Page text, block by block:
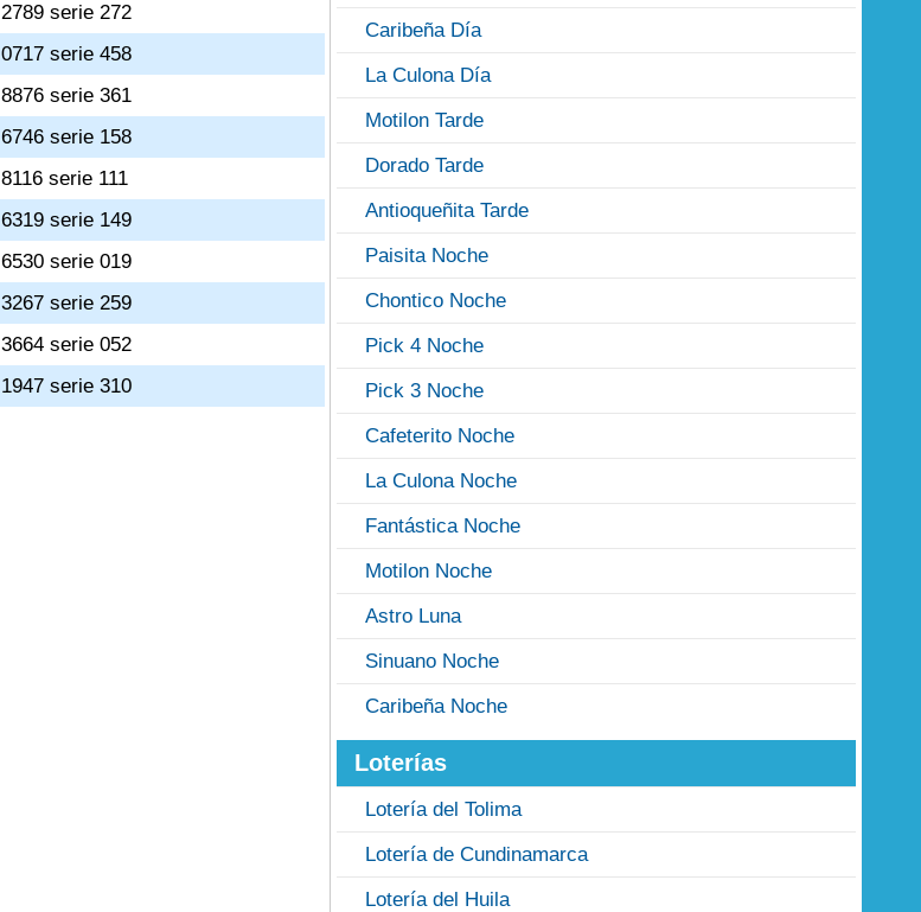
2789 serie 272
0717 serie 458
8876 serie 361
6746 serie 158
8116 serie 111
6319 serie 149
6530 serie 019
3267 serie 259
3664 serie 052
1947 serie 310
Caribeña Día
La Culona Día
Motilon Tarde
Dorado Tarde
Antioqueñita Tarde
Paisita Noche
Chontico Noche
Pick 4 Noche
Pick 3 Noche
Cafeterito Noche
La Culona Noche
Fantástica Noche
Motilon Noche
Astro Luna
Sinuano Noche
Caribeña Noche
Loterías
Lotería del Tolima
Lotería de Cundinamarca
Lotería del Huila